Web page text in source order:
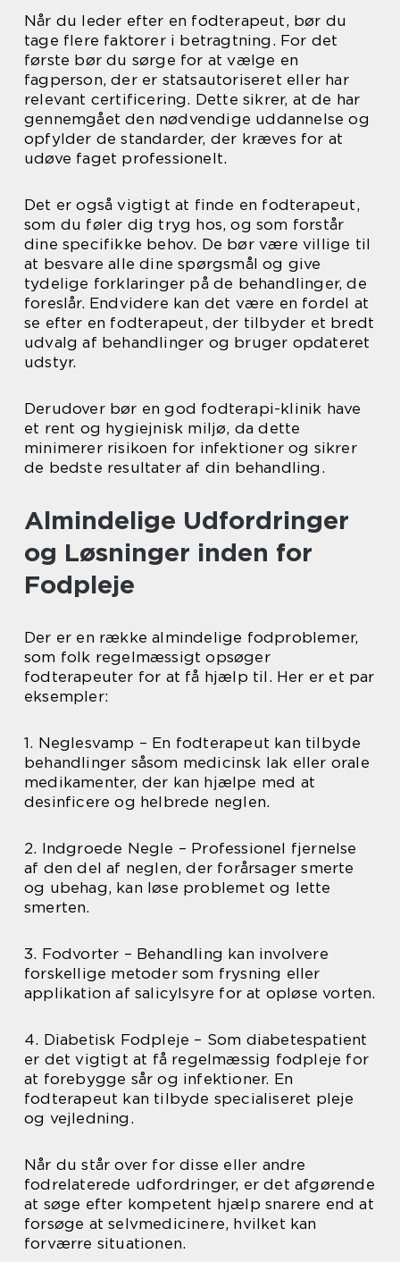
Når du leder efter en fodterapeut, bør du
tage flere faktorer i betragtning. For det
første bør du sørge for at vælge en
fagperson, der er statsautoriseret eller har
relevant certificering. Dette sikrer, at de har
gennemgået den nødvendige uddannelse og
opfylder de standarder, der kræves for at
udøve faget professionelt.
Det er også vigtigt at finde en fodterapeut,
som du føler dig tryg hos, og som forstår
dine specifikke behov. De bør være villige til
at besvare alle dine spørgsmål og give
tydelige forklaringer på de behandlinger, de
foreslår. Endvidere kan det være en fordel at
se efter en fodterapeut, der tilbyder et bredt
udvalg af behandlinger og bruger opdateret
udstyr.
Derudover bør en god fodterapi-klinik have
et rent og hygiejnisk miljø, da dette
minimerer risikoen for infektioner og sikrer
de bedste resultater af din behandling.
Almindelige Udfordringer
og Løsninger inden for
Fodpleje
Der er en række almindelige fodproblemer,
som folk regelmæssigt opsøger
fodterapeuter for at få hjælp til. Her er et par
eksempler:
1. Neglesvamp – En fodterapeut kan tilbyde
behandlinger såsom medicinsk lak eller orale
medikamenter, der kan hjælpe med at
desinficere og helbrede neglen.
2. Indgroede Negle – Professionel fjernelse
af den del af neglen, der forårsager smerte
og ubehag, kan løse problemet og lette
smerten.
3. Fodvorter – Behandling kan involvere
forskellige metoder som frysning eller
applikation af salicylsyre for at opløse vorten.
4. Diabetisk Fodpleje – Som diabetespatient
er det vigtigt at få regelmæssig fodpleje for
at forebygge sår og infektioner. En
fodterapeut kan tilbyde specialiseret pleje
og vejledning.
Når du står over for disse eller andre
fodrelaterede udfordringer, er det afgørende
at søge efter kompetent hjælp snarere end at
forsøge at selvmedicinere, hvilket kan
forværre situationen.